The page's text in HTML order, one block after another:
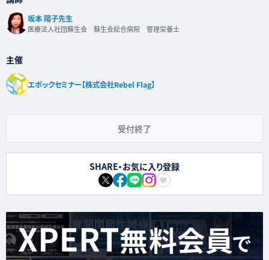
坂本 陽子先生
医療法人社団蘇生会 蘇生会総合病院 管理栄養士
主催
エポックセミナー【株式会社Rebel Flag】
受付終了
SHARE・お気に入り登録